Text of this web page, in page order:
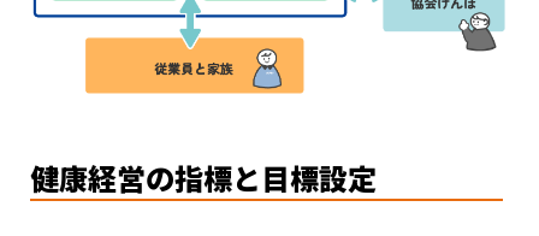
健康経営の指標と目標設定